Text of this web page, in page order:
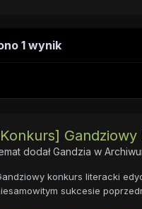
1 wynik
dodałGandzia w
konkurs literacki
sukcesie